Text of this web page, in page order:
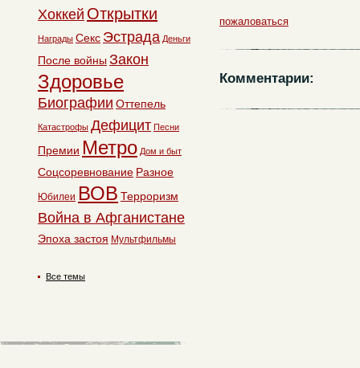
пожаловаться
Комментарии:
Хоккей Открытки
Награды Секс Эстрада Деньги
После войны Закон
Здоровье
Биографии Оттепель
Катастрофы Дефицит Песни
Премии Метро Дом и быт
Соцсоревнование Разное
Юбилеи ВОВ Терроризм
Война в Афганистане
Эпоха застоя Мультфильмы
Все темы